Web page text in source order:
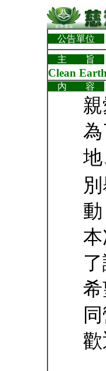
公告單位
主 旨
Clean
內 容
動